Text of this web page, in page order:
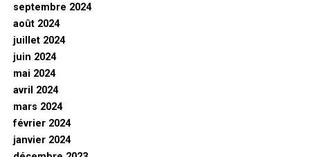
septembre 2024
août 2024
juillet 2024
juin 2024
mai 2024
avril 2024
mars 2024
février 2024
janvier 2024